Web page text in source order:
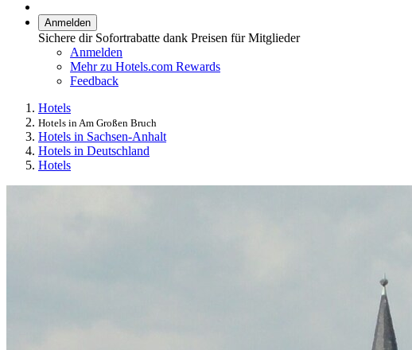
Anmelden
Sichere dir Sofortrabatte dank Preisen für Mitglieder
Anmelden
Mehr zu Hotels.com Rewards
Feedback
Hotels
Hotels in Am Großen Bruch
Hotels in Sachsen-Anhalt
Hotels in Deutschland
Hotels